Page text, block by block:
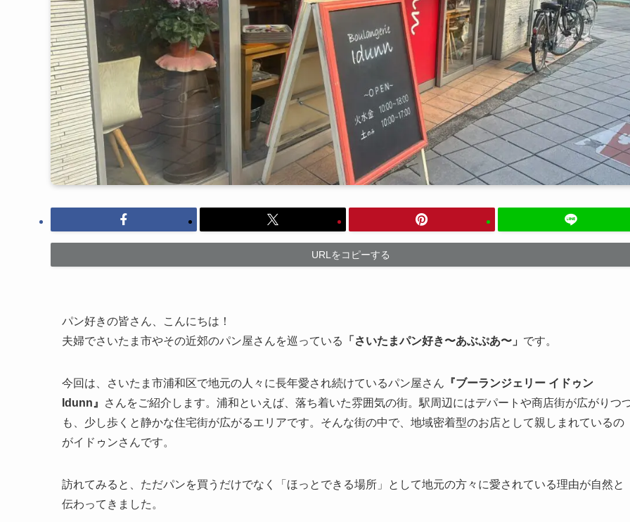
URLをコピーする
パン好きの皆さん、こんにちは！
夫婦でさいたま市やその近郊のパン屋さんを巡っている
「さいたまパン好き〜あぶぷあ〜」 です。
今回は、さいたま市浦和区で地元の人々に長年愛され続けているパン屋さん 『ブーランジェリー イドゥン
Idunn』
さんをご紹介します。浦和といえば、落ち着いた雰囲気の街。駅周辺にはデパートや商店街が広がりつ
も、少し歩くと静かな住宅街が広がるエリアです。そんな街の中で、地域密着型のお店として親しまれているの
がイドゥンさんです。
訪れてみると、ただパンを買うだけでなく「ほっとできる場所」として地元の方々に愛されている理由が自然と
伝わってきました。